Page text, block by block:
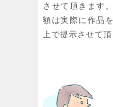
させて頂きます
額は実際に作品
上で提示させて頂